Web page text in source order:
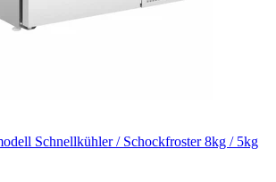
Schnellkühler / Schockfroster 8kg / 5kg